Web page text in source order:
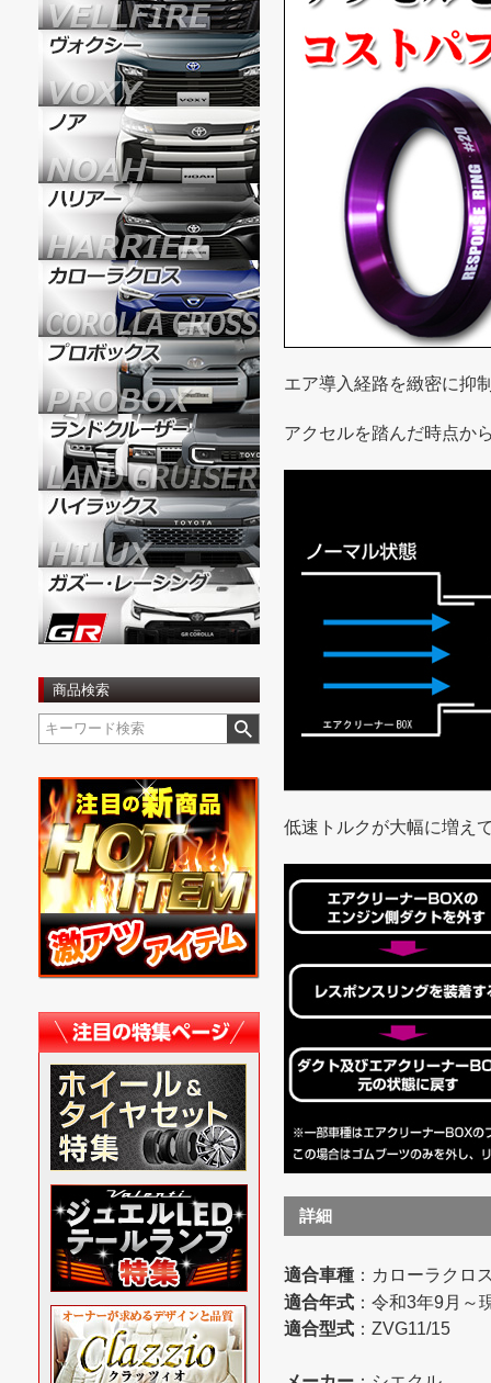
商品検索
エア導入経路を緻密に抑
アクセルを踏んだ時点か
低速トルクが大幅に増え
詳細
適合車種 ：カローラクロ
適合年式 ：令和3年9月～
適合型式 ：ZVG11/15